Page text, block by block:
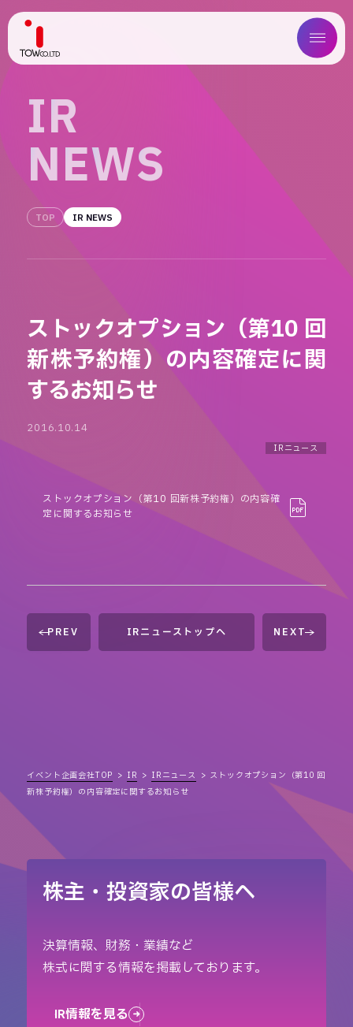
ABOUT US
WORKS
COMPANY
IR
IR
NEWS
TOP IR NEWS
ストックオプション（第10 回
新株予約権）の内容確定に関
するお知らせ
2016.10.14
IRニュース
ストックオプション（第10 回新株予約権）の内容確
定に関するお知らせ
PREV IRニューストップへ NEXT
イベント企画会社TOP IR IRニュース
ストックオプション（第10 回
新株予約権）の内容確定に関するお知らせ
株主・投資家の皆様へ
決算情報、財務・業績など
株式に関する情報を掲載しております。
IR情報を見る